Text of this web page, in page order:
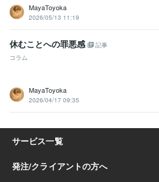
MayaToyoka
2026/05/13 11:19
休むことへの罪悪感
記事
コラム
MayaToyoka
2026/04/17 09:35